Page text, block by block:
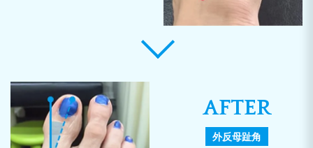
AFTER
外反母趾角